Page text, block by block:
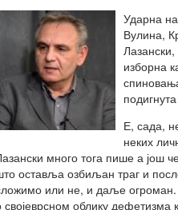
Ударна
Вулина,
изборна
Е, сада,
неких
много тога пише а још
оставља озбиљан траг и
или не, и даље огроман.
својеврсном облику дефетизма